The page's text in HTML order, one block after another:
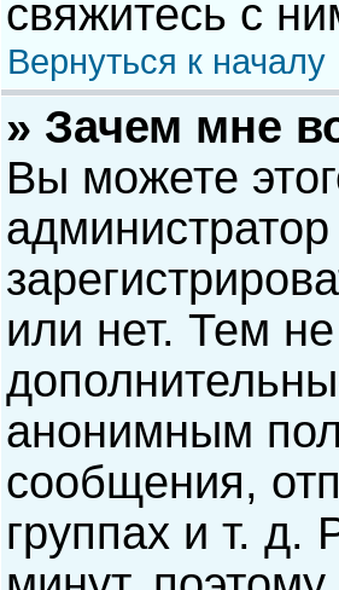
свяжитесь с
Вернуться к началу
» Зачем мне
Вы можете
или нет. Тем
анонимным
сообщения,
группах и т. д.